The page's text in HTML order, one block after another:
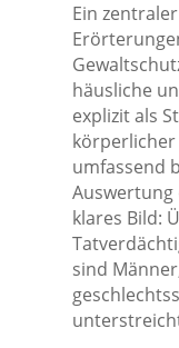
Ein
häusliche
explizit als
körperlicher
umfassend
Auswertung
klares Bild:
sind